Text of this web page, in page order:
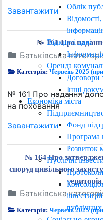
Облік
Відкриті дані
Оренда
Договори
Інші
Економіка міста
Фонд
Програма
Розвиток
Публічні
Протоколи
публічних
Завантажити
№ 161 Про
Батьківська
Категорія:Червень 2025
№ 161 Про надання
на поховання
Завантажити
№ 164 Про
споруд цивільного
Батьківська
Категорія:Червень 2025